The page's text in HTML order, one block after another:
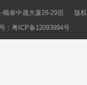
-顺泰中晟大厦28-29层 版权
： 粤ICP备12093994号